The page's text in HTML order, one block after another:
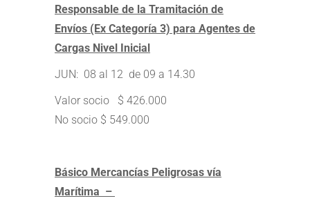
Responsable de la Tramitación de
Envíos (Ex Categoría 3) para Agentes de
Cargas Nivel Inicial
JUN: 08 al 12 de 09 a 14.30
Valor socio $ 426.000
No socio $ 549.000
Básico Mercancías Peligrosas vía
Marítima –